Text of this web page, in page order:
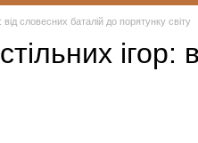
словесних баталій до порятунку світу
ігор: